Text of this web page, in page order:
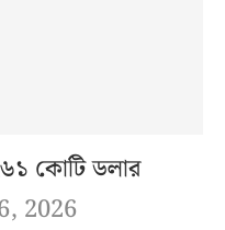
কোটি ডলার
2026